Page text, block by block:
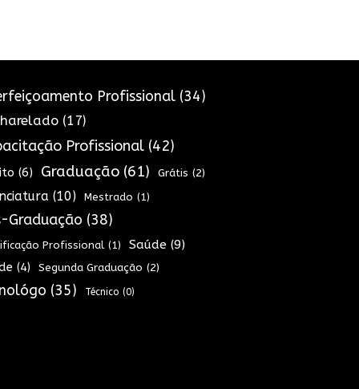
Profissional (34)
(17)
Profissional (42)
(6) Graduação (61) Grátis (2)
(10) Mestrado (1)
Graduação (38)
Profissional (1) Saúde (9)
(4) Segunda Graduação (2)
(35) Técnico (0)